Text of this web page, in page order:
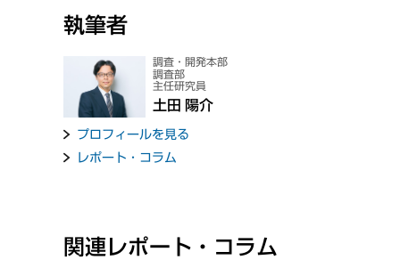
執筆者
調査・開発本部
調査部
主任研究員
土田 陽介
プロフィールを見る
レポート・コラム
関連レポート・コラム